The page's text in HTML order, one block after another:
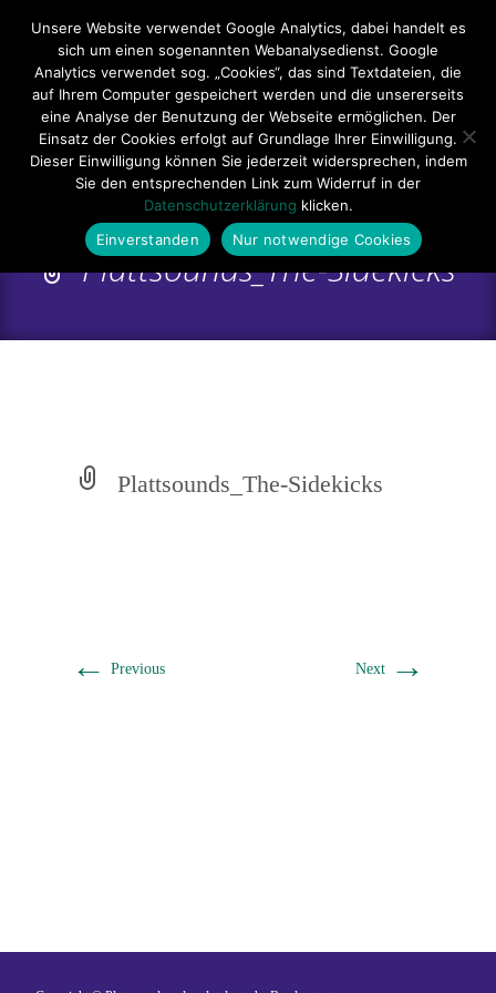
Impressum Datenschutzerklärung
Teilnahmebedingungen
Sitemap
Kontakt
Plattsounds_The-Sidekicks
Plattsounds_The-Sidekicks
← Previous Next →
Hauptmenü
Unsere Website verwendet Google Analytics, dabei handelt es
sich um einen sogenannten Webanalysedienst. Google
Analytics verwendet sog. „Cookies“, das sind Textdateien, die
auf Ihrem Computer gespeichert werden und die unsererseits
eine Analyse der Benutzung der Webseite ermöglichen. Der
Einsatz der Cookies erfolgt auf Grundlage Ihrer Einwilligung.
Dieser Einwilligung können Sie jederzeit widersprechen, indem
Sie den entsprechenden Link zum Widerruf in der
Datenschutzerklärung klicken.
Einverstanden
Nur notwendige Cookies